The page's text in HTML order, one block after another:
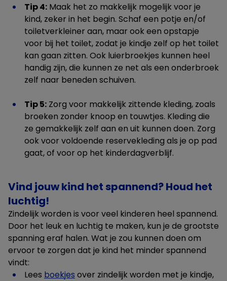
Tip 4: Maak het zo makkelijk mogelijk voor je
kind, zeker in het begin. Schaf een potje en/of
toiletverkleiner aan, maar ook een opstapje
voor bij het toilet, zodat je kindje zelf op het toilet
kan gaan zitten. Ook luierbroekjes kunnen heel
handig zijn, die kunnen ze net als een onderbroek
zelf naar beneden schuiven.
Tip 5: Zorg voor makkelijk zittende kleding, zoals
broeken zonder knoop en touwtjes. Kleding die
ze gemakkelijk zelf aan en uit kunnen doen. Zorg
ook voor voldoende reservekleding als je op pad
gaat, of voor op het kinderdagverblijf.
Vind jouw kind het spannend? Houd het
luchtig!
Zindelijk worden is voor veel kinderen heel spannend.
Door het leuk en luchtig te maken, kun je de grootste
spanning eraf halen. Wat je zou kunnen doen om
ervoor te zorgen dat je kind het minder spannend
vindt:
Lees boekjes over zindelijk worden met je kindje,